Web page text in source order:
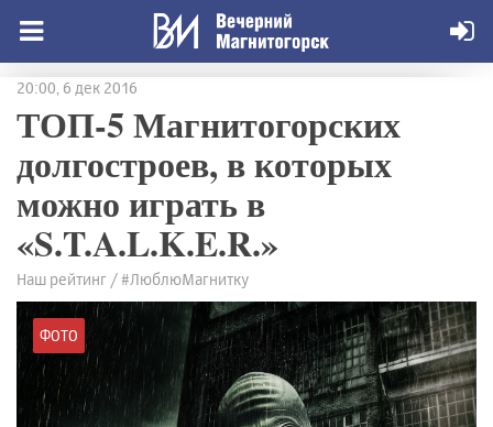
20:00, 6 дек 2016
ТОП-5 Магнитогорских
долгостроев, в которых
можно играть в
«S.T.A.L.K.E.R.»
Наш рейтинг / #ЛюблюМагнитку
ФОТО